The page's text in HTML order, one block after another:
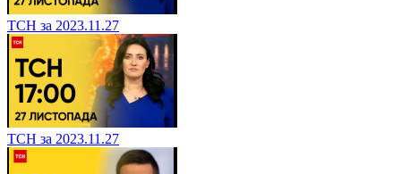
ТСН за 2023.11.27
ТСН за 2023.11.27